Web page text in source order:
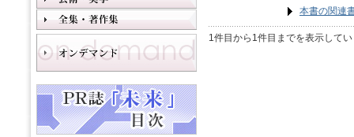
本書の関連
1件目から1件目までを表示して